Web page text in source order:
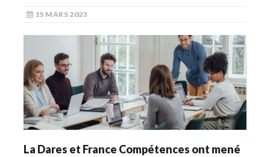
15 MARS 2023
La Dares et France Compétences ont mené